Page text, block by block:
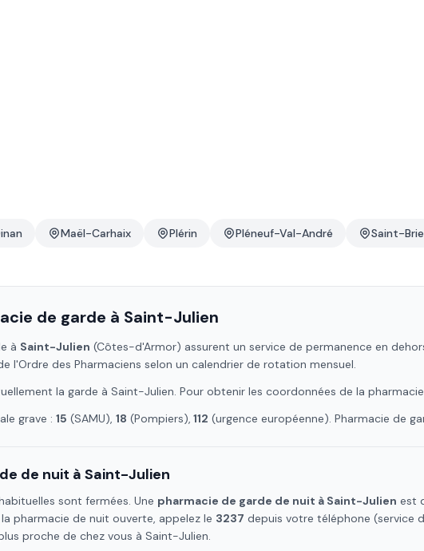
Maël-Carhaix Plérin Pléneuf-Val-André Saint-
de garde à Saint-Julien
à Saint-Julien (Côtes-d'Armor) assurent un service de permanence en
l'Ordre des Pharmaciens selon un calendrier de rotation mensuel.
la garde à Saint-Julien. Pour obtenir les coordonnées de la
grave : 15 (SAMU), 18 (Pompiers), 112 (urgence européenne). Pharmacie de
de nuit à Saint-Julien
sont fermées. Une pharmacie de garde de nuit à Saint-Julien est
pharmacie de nuit ouverte, appelez le 3237 depuis votre téléphone (service
proche de chez vous à Saint-Julien.